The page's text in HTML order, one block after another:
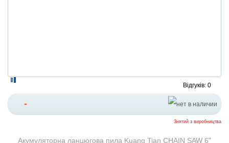
Відгуків: 0
-
Знятий з виробництва
Акумуляторна ланцюгова пила Kuang Tian CHAIN SAW 6"